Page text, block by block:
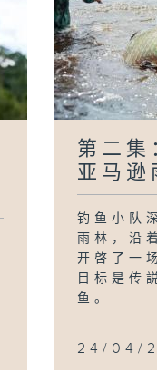
第二集
亚马逊
钓鱼小队
雨林，沿
开啓了一
目标是传
鱼。
24/04/